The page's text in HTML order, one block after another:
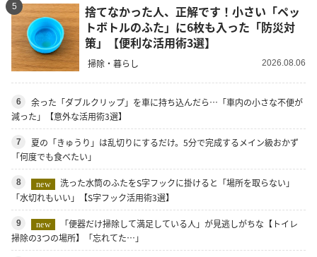
5
捨てなかった人、正解です！小さい「ペッ
トボトルのふた」に6枚も入った「防災対
策」【便利な活用術3選】
掃除・暮らし 2026.08.06
6
余った「ダブルクリップ」を車に持ち込んだら…「車内の小さな不便が
減った」【意外な活用術3選】
7
夏の「きゅうり」は乱切りにするだけ。5分で完成するメイン級おかず
「何度でも食べたい」
8 new
洗った水筒のふたをS字フックに掛けると「場所を取らない」
「水切れもいい」【S字フック活用術3選】
9 new
「便器だけ掃除して満足している人」が見逃しがちな【トイレ
掃除の3つの場所】「忘れてた…」